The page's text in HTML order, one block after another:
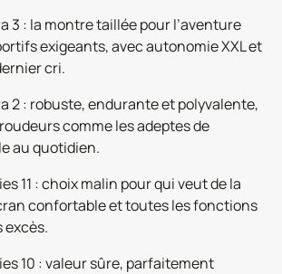
3 : la montre taillée pour l’aventure
exigeants, avec autonomie XXL et
cri.
2 : robuste, endurante et polyvalente,
comme les adeptes de
au quotidien.
11 : choix malin pour qui veut de la
confortable et toutes les fonctions
excès.
10 : valeur sûre, parfaitement